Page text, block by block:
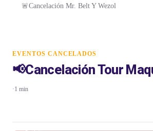
🚨Cancelación Mr. Belt Y Wezol
EVENTOS CANCELADOS
📢Cancelación Tour
·1 min